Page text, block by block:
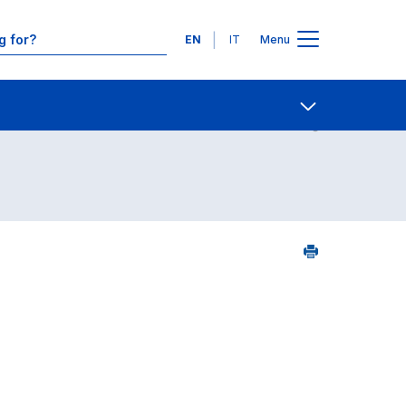
Languages
EN IT Menu
Contact Us